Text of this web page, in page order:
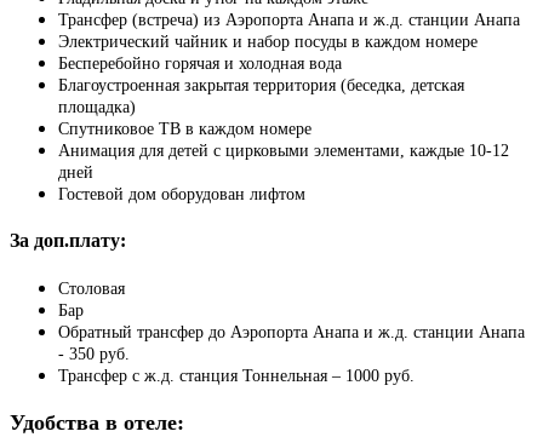
Трансфер (встреча) из Аэропорта Анапа и ж.д. станции Анапа
Электрический чайник и набор посуды в каждом номере
Бесперебойно горячая и холодная вода
Благоустроенная закрытая территория (беседка, детская
площадка)
Спутниковое ТВ в каждом номере
Анимация для детей с цирковыми элементами, каждые 10-12
дней
Гостевой дом оборудован лифтом
За доп.плату:
Столовая
Бар
Обратный трансфер до Аэропорта Анапа и ж.д. станции Анапа
- 350 руб.
Трансфер с ж.д. станция Тоннельная – 1000 руб.
Удобства в отеле: